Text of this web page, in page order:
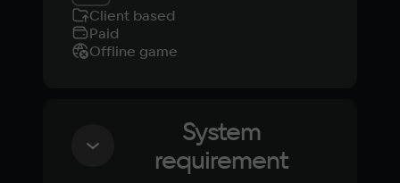
Client based
Paid
Offline game
System
requirement